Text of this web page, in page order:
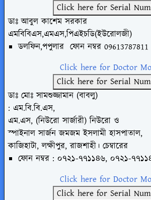
Click here for Serial
ডাঃ আবুল কাশেম সরকার
এমবিবিএস,এমএস,পিএইচডি(ইউরোলজী)
ডলফিন,পপুলার ফোননম্বর 09613787811
Click here for Doctor
Click here for Serial
ডাঃ মোঃ সামশুজ্জামান (বাবলু)
: এম.বি.বি.এস,
এম.এস, (নিউরো সার্জারী) নিউরো ও
স্পাইনাল সার্জন জমজম ইসলামী হাসপাতাল,
কাজিহাটা, লক্ষীপুর, রাজশাহী। চেম্বারের
ফোন নম্বর : ০৭২১-৭৭১১৪৬, ০৭২১-
Click here for Doctor
Click here for Serial